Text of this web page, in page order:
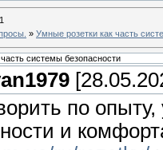
1
» Умные розетки как часть
системы безопасности
по
и